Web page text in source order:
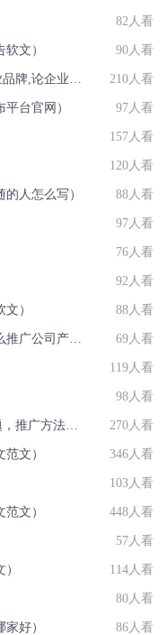
82人看
文） 90人看
210人看
台官网） 97人看
157人看
120人看
人怎么写） 88人看
97人看
76人看
92人看
） 88人看
69人看
119人看
98人看
270人看
文） 346人看
103人看
文） 448人看
57人看
114人看
80人看
好） 86人看